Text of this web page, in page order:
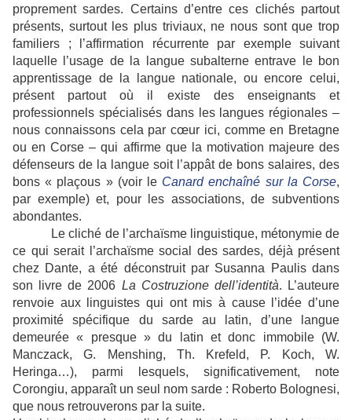
proprement sardes. Certains d’entre ces clichés partout
présents, surtout les plus triviaux, ne nous sont que trop
familiers ; l’affirmation récurrente par exemple suivant
laquelle l’usage de la langue subalterne entrave le bon
apprentissage de la langue nationale, ou encore celui,
présent partout où il existe des enseignants et
professionnels spécialisés dans les langues régionales –
nous connaissons cela par cœur ici, comme en Bretagne
ou en Corse – qui affirme que la motivation majeure des
défenseurs de la langue soit l’appât de bons salaires, des
bons « plaçous » (voir le Canard enchaîné sur la Corse,
par exemple) et, pour les associations, de subventions
abondantes.
Le cliché de l’archaïsme linguistique, métonymie de
ce qui serait l’archaïsme social des sardes, déjà présent
chez Dante, a été déconstruit par Susanna Paulis dans
son livre de 2006 La Costruzione dell’identità. L’auteure
renvoie aux linguistes qui ont mis à cause l’idée d’une
proximité spécifique du sarde au latin, d’une langue
demeurée « presque » du latin et donc immobile (W.
Manczack, G. Menshing, Th. Krefeld, P. Koch, W.
Heringa…), parmi lesquels, significativement, note
Corongiu, apparaît un seul nom sarde : Roberto Bolognesi,
que nous retrouverons par la suite.